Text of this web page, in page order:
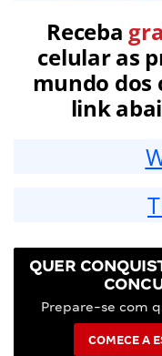
Receba
celular as
mundo dos
link
QUER
Prepare-se com
COMECE A